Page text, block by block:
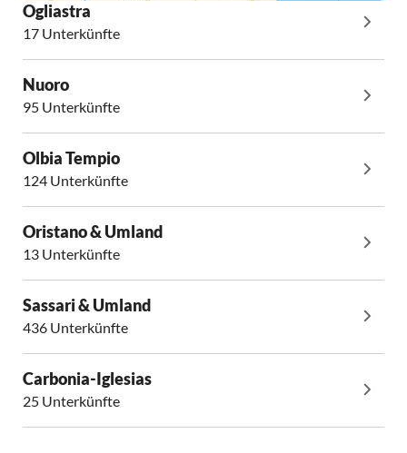
Ogliastra
17 Unterkünfte
Nuoro
95 Unterkünfte
Olbia Tempio
124 Unterkünfte
Oristano & Umland
13 Unterkünfte
Sassari & Umland
436 Unterkünfte
Carbonia-Iglesias
25 Unterkünfte